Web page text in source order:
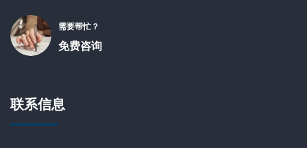
需要帮忙？
免费咨询
联系信息